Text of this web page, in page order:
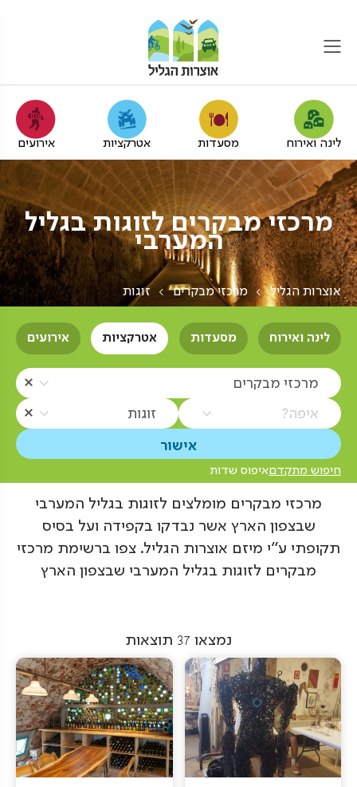
לינה ואירוח מסעדות אטרקציות אירועים
מרכזי מבקרים לזוגות בגליל
המערבי
אוצרות הגליל מרכזי מבקרים זוגות
לינה ואירוח מסעדות אטרקציות אירועים
מרכזי מבקרים
איפה? זוגות
חיפוש מתקדםאיפוס שדות
מרכזי מבקרים מומלצים לזוגות בגליל המערבי
שבצפון הארץ אשר נבדקו בקפידה ועל בסיס
תקופתי ע"י מיזם אוצרות הגליל. צפו ברשימת מרכזי
מבקרים לזוגות בגליל המערבי שבצפון הארץ
נמצאו 37 תוצאות